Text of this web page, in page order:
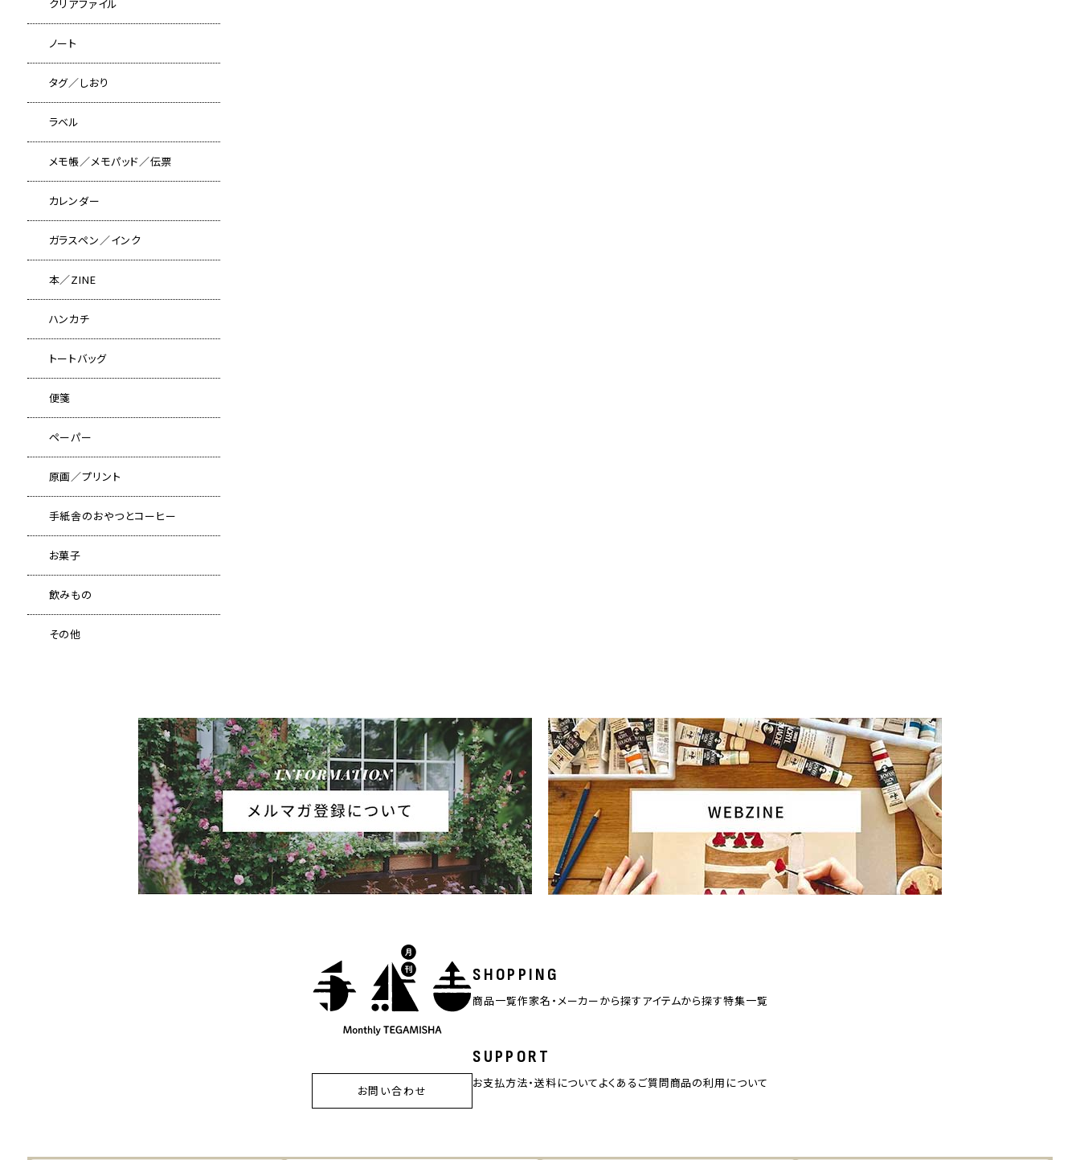
クリアファイル
ノート
タグ／しおり
ラベル
メモ帳／メモパッド／伝票
カレンダー
ガラスペン／インク
本／ZINE
ハンカチ
トートバッグ
便箋
ペーパー
原画／プリント
手紙舎のおやつとコーヒー
お菓子
飲みもの
その他
SHOPPING
商品一覧作家名・メーカーから探すアイテムから探す特集一覧
SUPPORT
お支払方法・送料についてよくあるご質問商品の利用について
お問い合わせ